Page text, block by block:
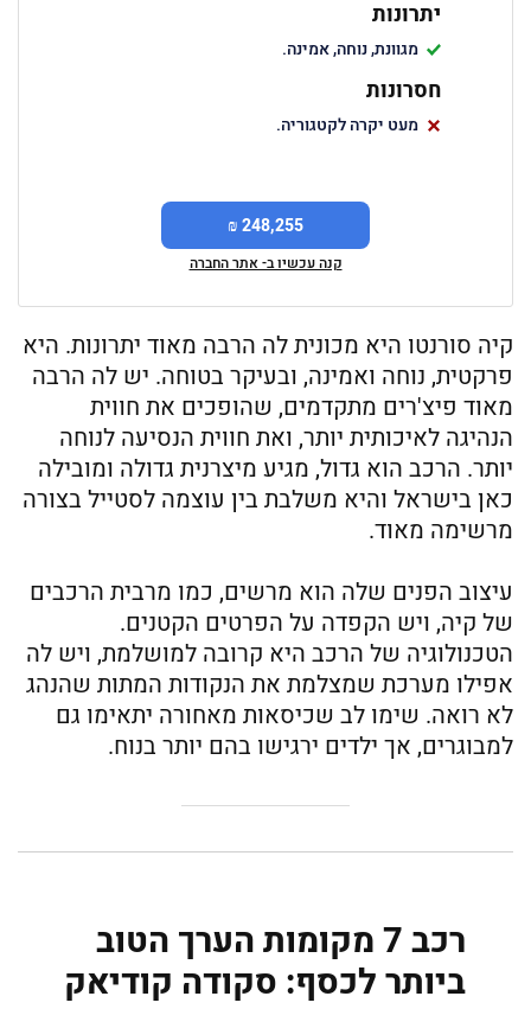
יתרונות
מגוונת, נוחה, אמינה.
חסרונות
מעט יקרה לקטגוריה.
248,255 ₪
קנה עכשיו ב- אתר החברה
קיה סורנטו היא מכונית לה הרבה מאוד יתרונות. היא
פרקטית, נוחה ואמינה, ובעיקר בטוחה. יש לה הרבה
מאוד פיצ'רים מתקדמים, שהופכים את חווית
הנהיגה לאיכותית יותר, ואת חווית הנסיעה לנוחה
יותר. הרכב הוא גדול, מגיע מיצרנית גדולה ומובילה
כאן בישראל והיא משלבת בין עוצמה לסטייל בצורה
מרשימה מאוד.
עיצוב הפנים שלה הוא מרשים, כמו מרבית הרכבים
של קיה, ויש הקפדה על הפרטים הקטנים.
הטכנולוגיה של הרכב היא קרובה למושלמת, ויש לה
אפילו מערכת שמצלמת את הנקודות המתות שהנהג
לא רואה. שימו לב שכיסאות מאחורה יתאימו גם
למבוגרים, אך ילדים ירגישו בהם יותר בנוח.
רכב 7 מקומות הערך הטוב
ביותר לכסף: סקודה קודיאק